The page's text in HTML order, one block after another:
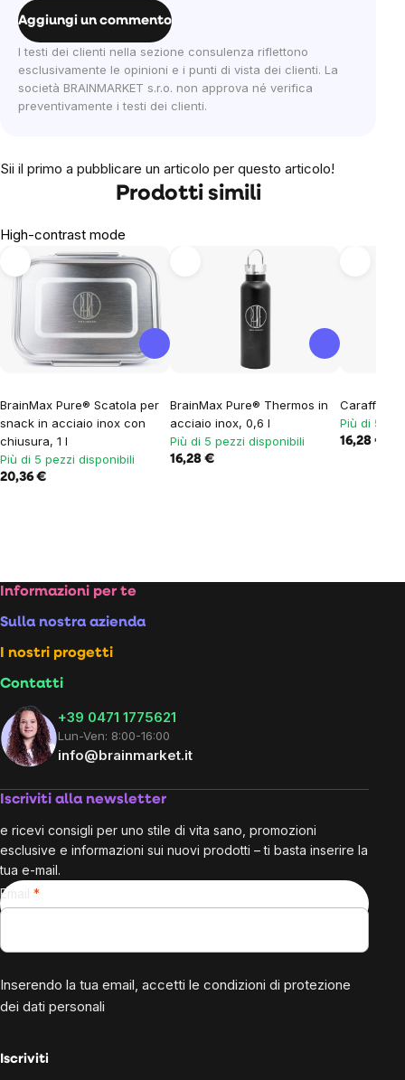
Aggiungi un commento
I testi dei clienti nella sezione consulenza riflettono
esclusivamente le opinioni e i punti di vista dei clienti. La
società BRAINMARKET s.r.o. non approva né verifica
preventivamente i testi dei clienti.
Sii il primo a pubblicare un articolo per questo articolo!
Prodotti simili
High-contrast mode
BrainMax Pure® Scatola per
snack in acciaio inox con
chiusura, 1 l
Più di 5 pezzi disponibili
20,36 €
BrainMax Pure® Thermos in
acciaio inox, 0,6 l
Più di 5 pezzi disponibili
16,28 €
Caraffa
Più di 5
16,28 €
Footer
Informazioni per te
Sulla nostra azienda
I nostri progetti
Contatti
+39 0471 1775621
Lun-Ven: 8:00-16:00
info@brainmarket.it
Iscriviti alla newsletter
e ricevi consigli per uno stile di vita sano, promozioni
esclusive e informazioni sui nuovi prodotti – ti basta inserire la
tua e-mail.
Email
Inserendo la tua email, accetti le condizioni di protezione
dei dati personali
Iscriviti